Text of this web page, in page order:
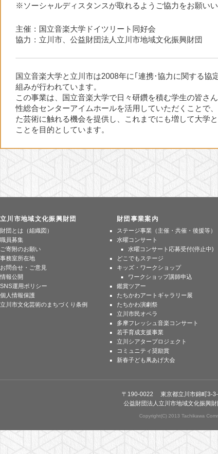
※ソーシャルディスタンスが取れるようご協力をお願い
主催：国立音楽大学ドイツリート同好会
協力：立川市、公益財団法人立川市地域文化振興財団
国立音楽大学と立川市は2008年に｢連携･協力に関する協
組みが行われています。
この事業は、国立音楽大学で日々研鑽を積む学生の皆さ
性総合センターアイムホールを活用していただくことで
た芸術に触れる機会を提供し、これまでにも増して大学
ことを目的としています。
立川市地域文化振興財団
財団とは（組織図）
職員募集
ご寄附のお願い
事務室所在地
お問合せ・ご意見
情報公開
SNS運用ポリシー
個人情報保護
立川市文化芸術のまちづくり条例
財団事業案内
ステージ事業（主催・共催・後援等）
水曜コンサート
水曜コンサート応募受付(停止中)
どこでもステージ
キッズ・ワークショップ
ワークショップ講師申込
鑑賞ツアー
たちかわアートギャラリー展
たちかわ演劇祭
立川市民オペラ
多摩フレッシュ音楽コンサート
若手育成支援事業
立川シアタープロジェクト
コミュニティ奨励賞
新春子ども凧あげ大会
〒190-0022 東京都立川市錦町3-
公益財団法人立川市地域文化振興
Copyright(C) 2013 Tachikawa